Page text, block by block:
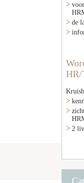
de
HR/
2